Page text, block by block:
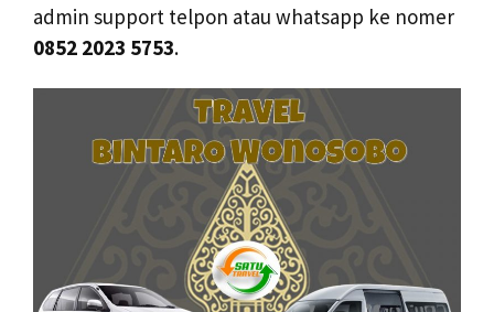
admin support telpon atau whatsapp ke nomer
0852 2023 5753.